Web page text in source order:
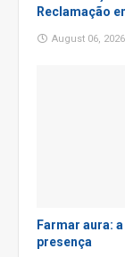
Reclamação
August 06, 2026
Farmar aura:
presença